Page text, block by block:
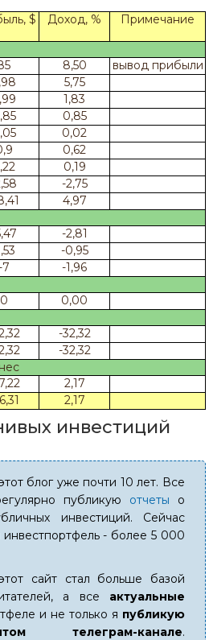
$ Доход, % Примечание
8,50
вывод прибыли
5,75
1,83
0,85
0,02
0,62
0,19
-2,75
4,97
-2,81
-0,95
7
-1,96
0
0,00
-32,32
-32,32
2,17
2,17
инвестиций
блог уже почти 10 лет. Все
публикую отчеты о
инвестиций. Сейчас
- более 5 000
сайт стал больше базой
а все актуальные
и не только я публикую
телеграм-канале.